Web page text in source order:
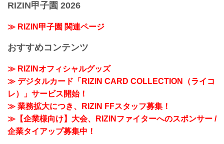
RIZIN甲子園 2026
≫ RIZIN甲子園 関連ページ
おすすめコンテンツ
≫ RIZINオフィシャルグッズ
≫ デジタルカード「RIZIN CARD COLLECTION（ライコ
レ）」サービス開始！
≫ 業務拡大につき、RIZIN FFスタッフ募集！
≫【企業様向け】大会、RIZINファイターへのスポンサー /
企業タイアップ募集中！